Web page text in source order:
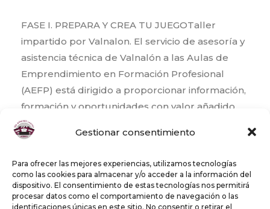
Gestionar consentimiento
Para ofrecer las mejores experiencias, utilizamos tecnologías
como las cookies para almacenar y/o acceder a la información del
dispositivo. El consentimiento de estas tecnologías nos permitirá
procesar datos como el comportamiento de navegación o las
identificaciones únicas en este sitio. No consentir o retirar el
0
FASE I. PREPARA Y CREA TU JUEGOTaller
impartido por Valnalon. El servicio de asesoría y
asistencia técnica de Valnalón a las Aulas de
Emprendimiento en Formación Profesional
(AEFP) está dirigido a proporcionar información,
formación y oportunidades con valor añadido
sobre todas aquellas áreas de emprendimiento
e innovación que puedan repercutir en una